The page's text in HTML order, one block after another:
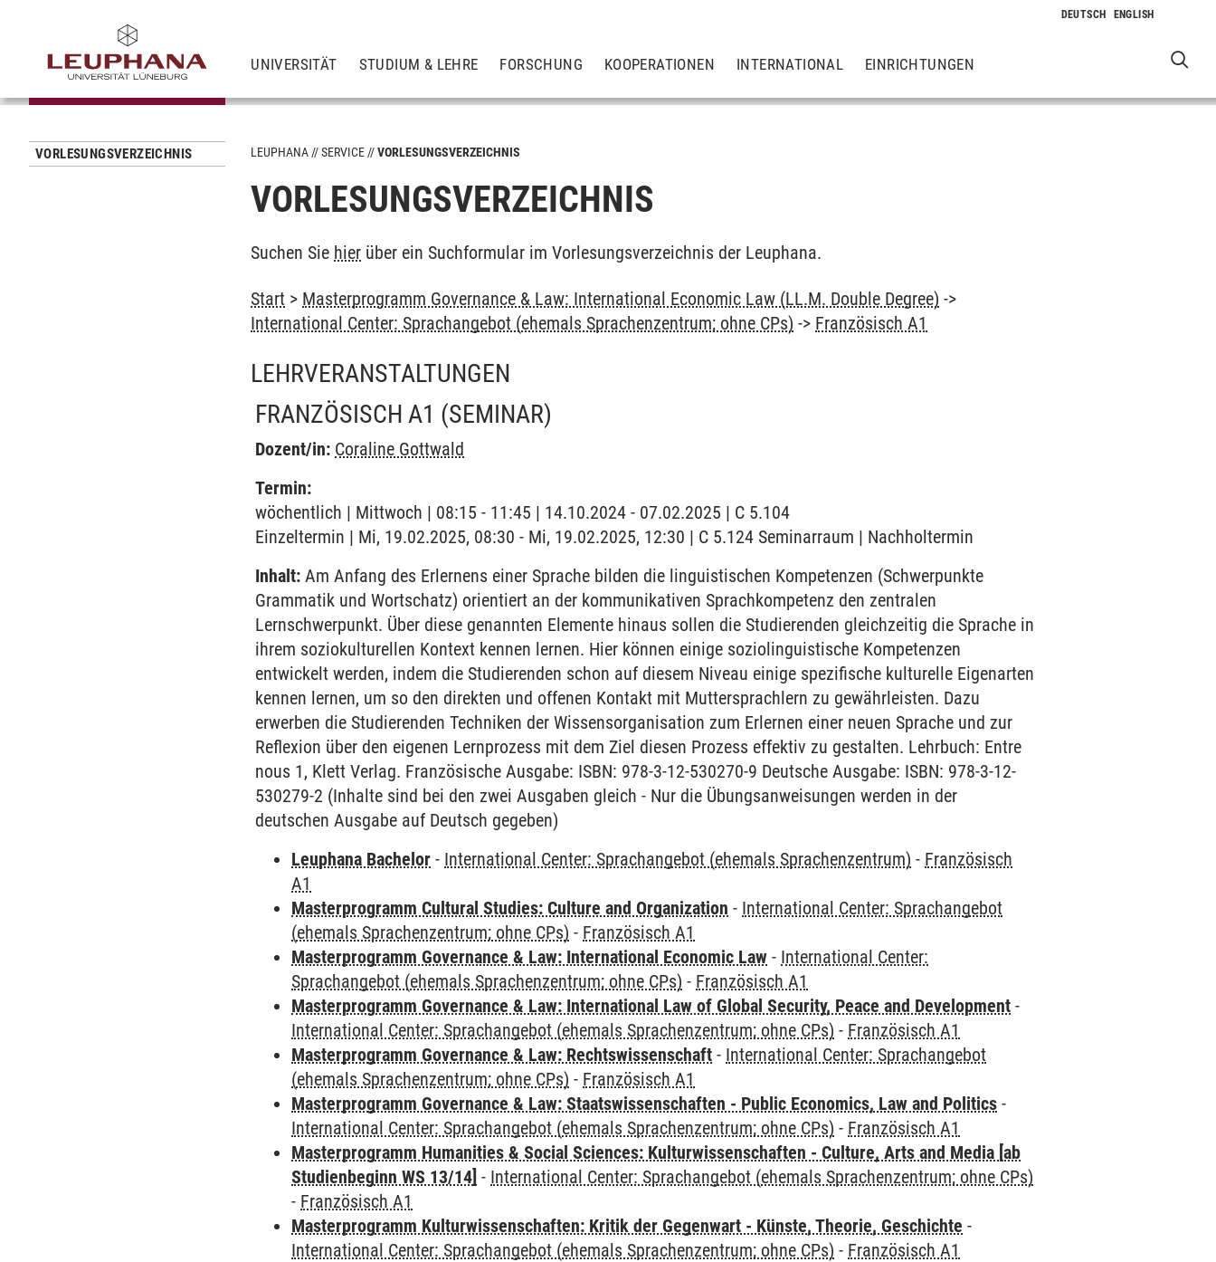
UNIVERSITÄT STUDIUM & LEHRE FORSCHUNG KOOPERATIONEN INTERNATIONAL EINRICHTUNGEN
VORLESUNGSVERZEICHNIS LEUPHANA SERVICE VORLESUNGSVERZEICHNIS
VORLESUNGSVERZEICHNIS
Suchen Sie hier über ein Suchformular im Vorlesungsverzeichnis der Leuphana.
Start > Masterprogramm Governance & Law: International Economic Law (LL.M. Double Degree) ->
International Center: Sprachangebot (ehemals Sprachenzentrum; ohne CPs) -> Französisch A1
LEHRVERANSTALTUNGEN
FRANZÖSISCH A1 (SEMINAR)
Dozent/in: Coraline Gottwald
Termin:
wöchentlich | Mittwoch | 08:15 - 11:45 | 14.10.2024 - 07.02.2025 | C 5.104
Einzeltermin | Mi, 19.02.2025, 08:30 - Mi, 19.02.2025, 12:30 | C 5.124 Seminarraum | Nachholtermin
Inhalt: Am Anfang des Erlernens einer Sprache bilden die linguistischen Kompetenzen (Schwerpunkte
Grammatik und Wortschatz) orientiert an der kommunikativen Sprachkompetenz den zentralen
Lernschwerpunkt. Über diese genannten Elemente hinaus sollen die Studierenden gleichzeitig die Sprache in
ihrem soziokulturellen Kontext kennen lernen. Hier können einige soziolinguistische Kompetenzen
entwickelt werden, indem die Studierenden schon auf diesem Niveau einige spezifische kulturelle Eigenarten
kennen lernen, um so den direkten und offenen Kontakt mit Muttersprachlern zu gewährleisten. Dazu
erwerben die Studierenden Techniken der Wissensorganisation zum Erlernen einer neuen Sprache und zur
Reflexion über den eigenen Lernprozess mit dem Ziel diesen Prozess effektiv zu gestalten. Lehrbuch: Entre
nous 1, Klett Verlag. Französische Ausgabe: ISBN: 978-3-12-530270-9 Deutsche Ausgabe: ISBN: 978-3-12-
530279-2 (Inhalte sind bei den zwei Ausgaben gleich - Nur die Übungsanweisungen werden in der
deutschen Ausgabe auf Deutsch gegeben)
Leuphana Bachelor - International Center: Sprachangebot (ehemals Sprachenzentrum) - Französisch
A1
Masterprogramm Cultural Studies: Culture and Organization - International Center: Sprachangebot
(ehemals Sprachenzentrum; ohne CPs) - Französisch A1
Masterprogramm Governance & Law: International Economic Law - International Center:
Sprachangebot (ehemals Sprachenzentrum; ohne CPs) - Französisch A1
Masterprogramm Governance & Law: International Law of Global Security, Peace and Development -
International Center: Sprachangebot (ehemals Sprachenzentrum; ohne CPs) - Französisch A1
Masterprogramm Governance & Law: Rechtswissenschaft - International Center: Sprachangebot
(ehemals Sprachenzentrum; ohne CPs) - Französisch A1
Masterprogramm Governance & Law: Staatswissenschaften - Public Economics, Law and Politics -
International Center: Sprachangebot (ehemals Sprachenzentrum; ohne CPs) - Französisch A1
Masterprogramm Humanities & Social Sciences: Kulturwissenschaften - Culture, Arts and Media [ab
Studienbeginn WS 13/14] - International Center: Sprachangebot (ehemals Sprachenzentrum; ohne CPs)
- Französisch A1
Masterprogramm Kulturwissenschaften: Kritik der Gegenwart - Künste, Theorie, Geschichte -
International Center: Sprachangebot (ehemals Sprachenzentrum; ohne CPs) - Französisch A1